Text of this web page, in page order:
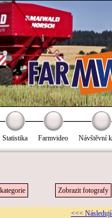
Statistika Farmvideo Návštěvní
Zobrazit fotografy
<<<